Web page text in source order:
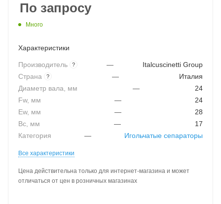
По запросу
Много
Характеристики
Производитель ? —
Italcuscinetti Group
Страна
? —
Италия
Диаметр вала, мм
—
24
Fw, мм
—
24
Ew, мм
—
28
Bc, мм
—
17
Категория
— Игольчатые сепараторы
Все характеристики
Цена действительна только для интернет-магазина и может
отличаться от цен в розничных магазинах